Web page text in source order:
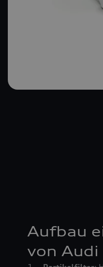
Aufbau
von Audi